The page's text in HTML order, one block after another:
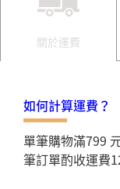
關於運費
如何計算運費？
單筆購物滿799
筆訂單酌收運費